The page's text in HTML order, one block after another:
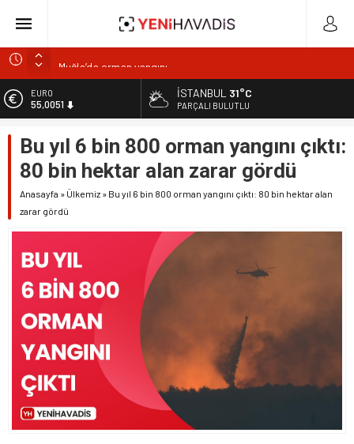
DOA’NIN BEDELİNİTÜKETİCİYE Mİ ÖDETİYORLAR?
e-Devlet’in en çok kullanılan uygulamaları SGK hizmetleri
oldu
“Kurumsaldır, hata yapmaz.” Demeyin!
Gıdada Güven Nerede Başlıyor, Nerede Bitiyor?
ALTIN
6.584,66
13.889,75
DOLAR
EURO
İSTANBUL 31°C
PARÇALI BULUTLU
Bu yıl 6 bin 800 orman yangını çıktı:
80 bin hektar alan zarar gördü
Anasayfa » Ülkemiz » Bu yıl 6 bin 800 orman yangını çıktı: 80 bin hektar alan
zarar gördü